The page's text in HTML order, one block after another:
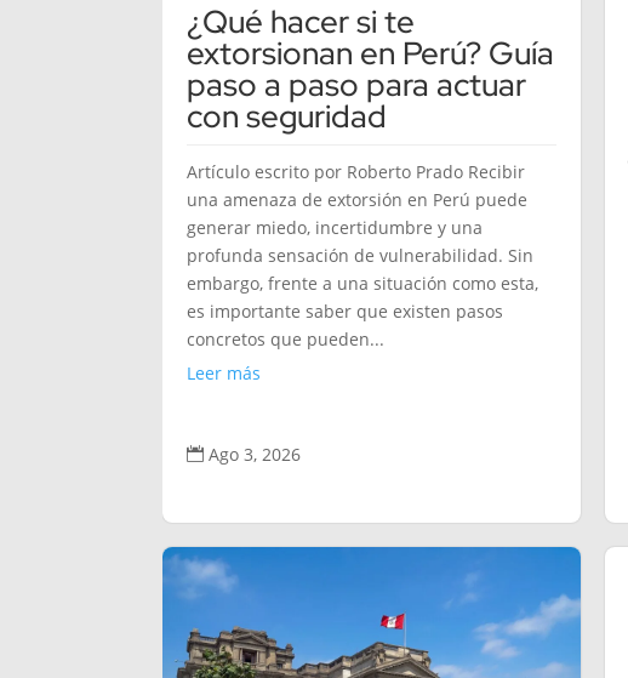
¿Qué hacer si te
extorsionan en Perú? Guía
paso a paso para actuar
con seguridad
Artículo escrito por Roberto Prado Recibir
una amenaza de extorsión en Perú puede
generar miedo, incertidumbre y una
profunda sensación de vulnerabilidad. Sin
embargo, frente a una situación como esta,
es importante saber que existen pasos
concretos que pueden...
Leer más
 Ago 3, 2026